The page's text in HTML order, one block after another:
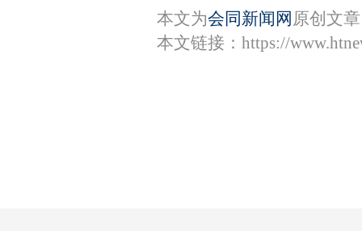
本文为会同新闻网 原创文
本文链接： https://